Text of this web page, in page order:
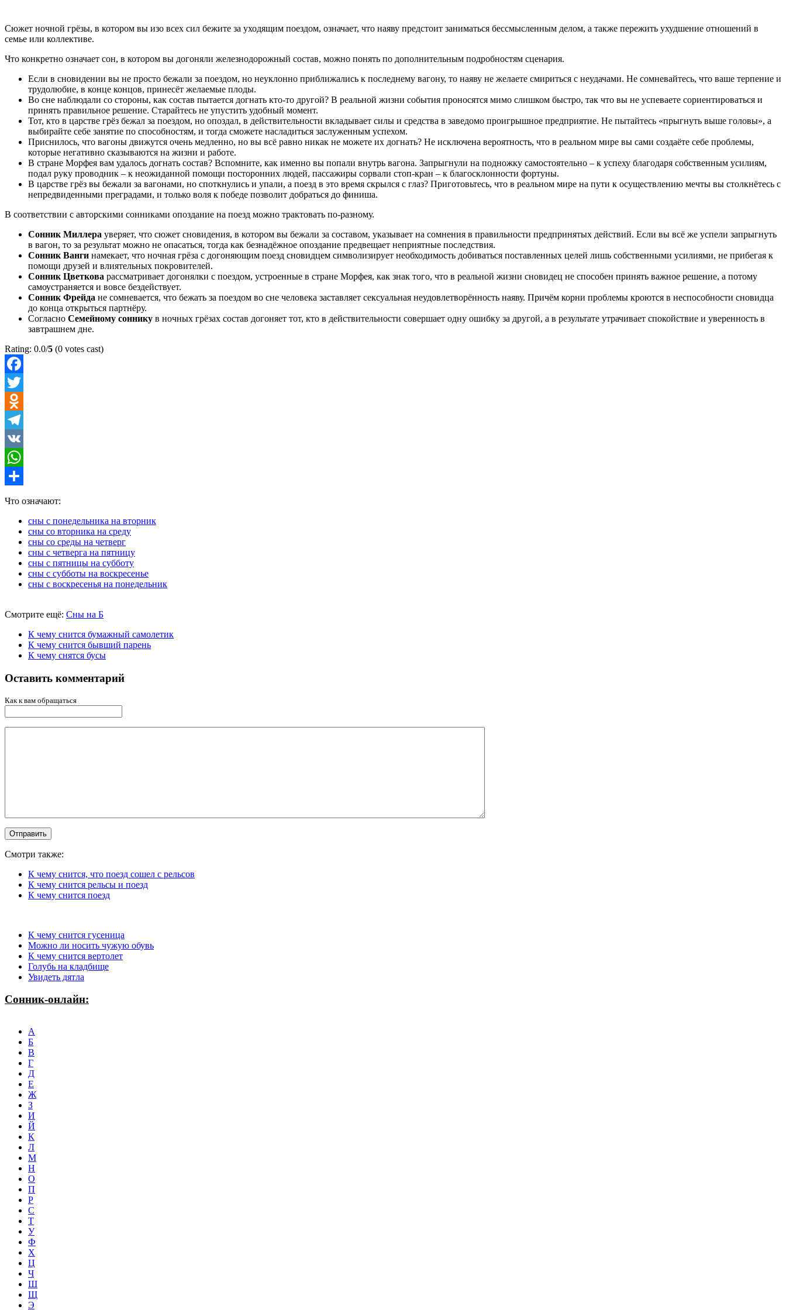
Сюжет ночной грёзы, в котором вы изо всех сил бежите за уходящим поездом, означает, что наяву предстоит заниматься бессмысленным делом, а также пережить ухудшение отношений в
семье или коллективе.
Что конкретно означает сон, в котором вы догоняли железнодорожный состав, можно понять по дополнительным подробностям сценария.
Если в сновидении вы не просто бежали за поездом, но неуклонно приближались к последнему вагону, то наяву не желаете смириться с неудачами. Не сомневайтесь, что ваше терпение и
трудолюбие, в конце концов, принесёт желаемые плоды.
Во сне наблюдали со стороны, как состав пытается догнать кто-то другой? В реальной жизни события проносятся мимо слишком быстро, так что вы не успеваете сориентироваться и
принять правильное решение. Старайтесь не упустить удобный момент.
Тот, кто в царстве грёз бежал за поездом, но опоздал, в действительности вкладывает силы и средства в заведомо проигрышное предприятие. Не пытайтесь «прыгнуть выше головы», а
выбирайте себе занятие по способностям, и тогда сможете насладиться заслуженным успехом.
Приснилось, что вагоны движутся очень медленно, но вы всё равно никак не можете их догнать? Не исключена вероятность, что в реальном мире вы сами создаёте себе проблемы,
которые негативно сказываются на жизни и работе.
В стране Морфея вам удалось догнать состав? Вспомните, как именно вы попали внутрь вагона. Запрыгнули на подножку самостоятельно – к успеху благодаря собственным усилиям,
подал руку проводник – к неожиданной помощи посторонних людей, пассажиры сорвали стоп-кран – к благосклонности фортуны.
В царстве грёз вы бежали за вагонами, но споткнулись и упали, а поезд в это время скрылся с глаз? Приготовьтесь, что в реальном мире на пути к осуществлению мечты вы столкнётесь с
непредвиденными преградами, и только воля к победе позволит добраться до финиша.
В соответствии с авторскими сонниками опоздание на поезд можно трактовать по-разному.
Сонник Миллера уверяет, что сюжет сновидения, в котором вы бежали за составом, указывает на сомнения в правильности предпринятых действий. Если вы всё же успели запрыгнуть
в вагон, то за результат можно не опасаться, тогда как безнадёжное опоздание предвещает неприятные последствия.
Сонник Ванги намекает, что ночная грёза с догоняющим поезд сновидцем символизирует необходимость добиваться поставленных целей лишь собственными усилиями, не прибегая к
помощи друзей и влиятельных покровителей.
Сонник Цветкова рассматривает догонялки с поездом, устроенные в стране Морфея, как знак того, что в реальной жизни сновидец не способен принять важное решение, а потому
самоустраняется и вовсе бездействует.
Сонник Фрейда не сомневается, что бежать за поездом во сне человека заставляет сексуальная неудовлетворённость наяву. Причём корни проблемы кроются в неспособности сновидца
до конца открыться партнёру.
Согласно Семейному соннику в ночных грёзах состав догоняет тот, кто в действительности совершает одну ошибку за другой, а в результате утрачивает спокойствие и уверенность в
завтрашнем дне.
Rating: 0.0/5 (0 votes cast)
Facebook
Twitter
Odnoklassniki
Telegram
VK
WhatsApp
Что означают:
сны с понедельника на вторник
сны со вторника на среду
сны со среды на четверг
сны с четверга на пятницу
сны с пятницы на субботу
сны с субботы на воскресенье
сны с воскресенья на понедельник
Смотрите ещё: Сны на Б
К чему снится бумажный самолетик
К чему снится бывший парень
К чему снятся бусы
Оставить комментарий
Как к вам обращаться
Смотри также:
К чему снится, что поезд сошел с рельсов
К чему снится рельсы и поезд
К чему снится поезд
К чему снится гусеница
Можно ли носить чужую обувь
К чему снится вертолет
Голубь на кладбище
Увидеть дятла
Сонник-онлайн:
А
Б
В
Г
Д
Е
Ж
З
И
Й
К
Л
М
Н
О
П
Р
С
Т
У
Ф
Х
Ц
Ч
Ш
Щ
Э